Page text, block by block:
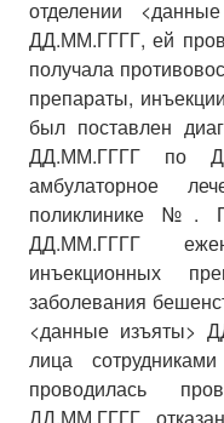
отделении
ДД.ММ.ГГГГ, ей
получала
препараты,
был поставлен
ДД.ММ.ГГГГ по
амбулаторное
поликлинике №.
ДД.ММ.ГГГГ
инъекционных
заболевания
<данные изъяты>
лица
проводилась